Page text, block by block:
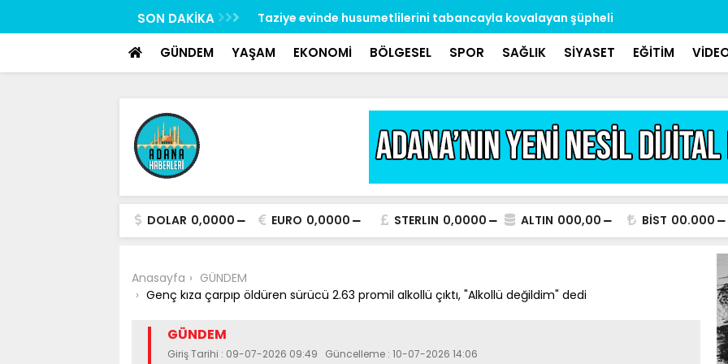
google-site-verification: google517657b2f8970707.html
SON DAKİKA
uygulaması: 62 aranan şahıs yakalandı, 3
Taziye evinde husumetlilerini tabancayla kovalayan şüpheli
gözaltına alındı
’S plaka’
GÜNDEM YAŞAM EKONOMİ BÖLGESEL SPOR SAĞLIK SİYASET EĞİTİM
DOLAR 0,0000 EURO 0,0000 STERLIN 0,0000 ALTIN 000,00 BİST 00.000
Anasayfa
GÜNDEM
Genç kıza çarpıp öldüren sürücü 2.63 promil alkollü çıktı, "Alkollü değildim" dedi
GÜNDEM
Giriş Tarihi : 09-07-2026 09:49 Güncelleme : 10-07-2026 14:06